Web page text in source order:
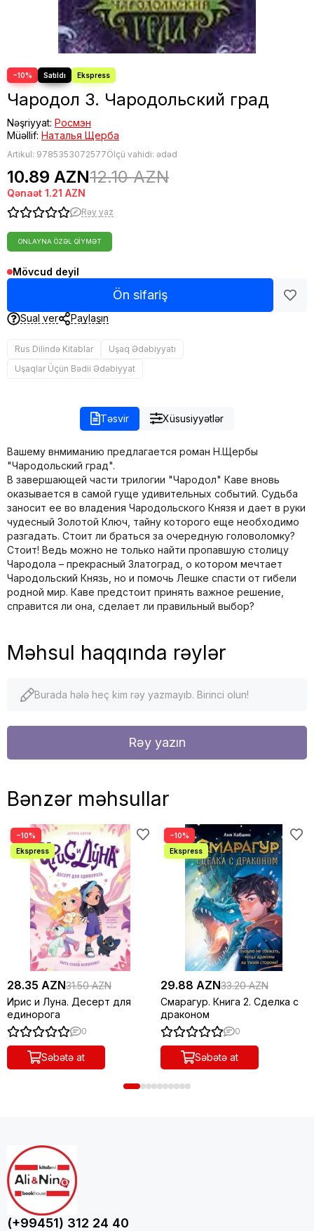
−10%
Чародол 3. Чародольский град
Nəşriyyat: Росмэн
Müəllif: Наталья Щерба
Artikul: 9785353072577Ölçü vahidi: ədəd
10.89 AZN12.10 AZN
Qənaət 1.21 AZN
Rəy yaz
ONLAYNA ÖZƏL QIYMƏT
Mövcud deyil
Ön sifariş
Sual ver Paylaşın
Rus Dilində Kitablar
Uşaq Ədəbiyyatı
Uşaqlar Üçün Bədii Ədəbiyyat
Təsvir Xüsusiyyətlər
Вашему внмиманию предлагается роман Н.Щербы
"Чародольский град".
В завершающей части трилогии "Чародол" Каве вновь
оказывается в самой гуще удивительных событий. Судьба
заносит ее во владения Чародольского Князя и дает в руки
чудесный Золотой Ключ, тайну которого еще необходимо
разгадать. Стоит ли браться за очередную головоломку?
Стоит! Ведь можно не только найти пропавшую столицу
Чародола – прекрасный Златоград, о котором мечтает
Чародольский Князь, но и помочь Лешке спасти от гибели
родной мир. Каве предстоит принять важное решение,
справится ли она, сделает ли правильный выбор?
Məhsul haqqında rəylər
Burada hələ heç kim rəy yazmayıb. Birinci olun!
Rəy yazın
Bənzər məhsullar
−10%
28.35 AZN31.50 AZN
Ирис и Луна. Десерт для
единорога
0
Səbətə at
−10%
29.88 AZN33.20 AZN
Смарагур. Книга 2. Сделка с
драконом
0
Səbətə at
(+99451) 312 24 40